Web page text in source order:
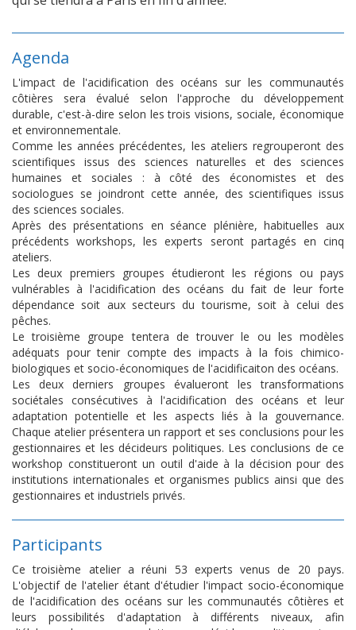
Agenda
L'impact de l'acidification des océans sur les communautés
côtières sera évalué selon l'approche du développement
durable, c'est-à-dire selon les trois visions, sociale, économique
et environnementale.
Comme les années précédentes, les ateliers regrouperont des
scientifiques issus des sciences naturelles et des sciences
humaines et sociales : à côté des économistes et des
sociologues se joindront cette année, des scientifiques issus
des sciences sociales.
Après des présentations en séance plénière, habituelles aux
précédents workshops, les experts seront partagés en cinq
ateliers.
Les deux premiers groupes étudieront les régions ou pays
vulnérables à l'acidification des océans du fait de leur forte
dépendance soit aux secteurs du tourisme, soit à celui des
pêches.
Le troisième groupe tentera de trouver le ou les modèles
adéquats pour tenir compte des impacts à la fois chimico-
biologiques et socio-économiques de l'acidificaiton des océans.
Les deux derniers groupes évalueront les transformations
sociétales consécutives à l'acidification des océans et leur
adaptation potentielle et les aspects liés à la gouvernance.
Chaque atelier présentera un rapport et ses conclusions pour les
gestionnaires et les décideurs politiques. Les conclusions de ce
workshop constitueront un outil d'aide à la décision pour des
institutions internationales et organismes publics ainsi que des
gestionnaires et industriels privés.
Participants
Ce troisième atelier a réuni 53 experts venus de 20 pays.
L'objectif de l'atelier étant d'étudier l'impact socio-économique
de l'acidification des océans sur les communautés côtières et
leurs possibilités d'adaptation à différents niveaux, afin